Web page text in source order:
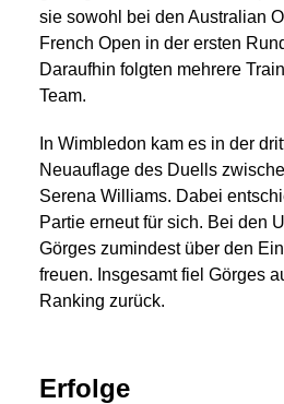
sie sowohl bei den Australian
French Open in der ersten
Daraufhin folgten mehrere
Team.
In Wimbledon kam es in der
Neuauflage des Duells
Serena Williams. Dabei
Partie erneut für sich. Bei den
Görges zumindest über den
freuen. Insgesamt fiel Görges
Ranking zurück.
Erfolge